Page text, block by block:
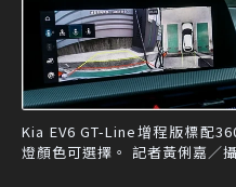
Kia EV6 GT-Line增程版標配
燈顏色可選擇。 記者黃俐嘉／